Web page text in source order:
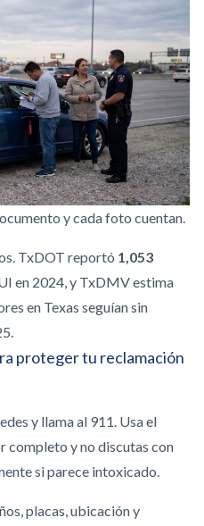
y cada foto cuentan.
TxDOT reportó 1,053
en 2024, y TxDMV estima
en Texas seguían sin
proteger tu reclamación
y llama al 911. Usa el
completo y no discutas con
si parece intoxicado.
placas, ubicación y